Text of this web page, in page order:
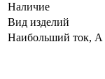
Наличие
Вид изделий
Наибольший ток, А